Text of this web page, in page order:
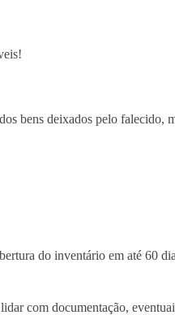
bens deixados pelo falecido,
do inventário em até 60
com documentação,